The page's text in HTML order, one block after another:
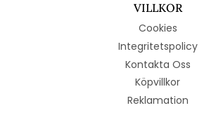
VILLKOR
Cookies
Integritetspolicy
Kontakta Oss
Köpvillkor
Reklamation